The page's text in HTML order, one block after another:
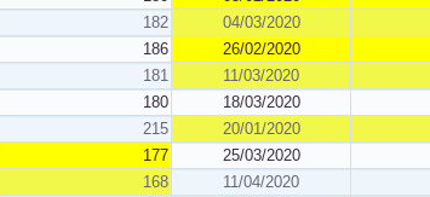
182 04/03/2020
186 26/02/2020
181 11/03/2020
180 18/03/2020
215 20/01/2020
177 25/03/2020
168 11/04/2020